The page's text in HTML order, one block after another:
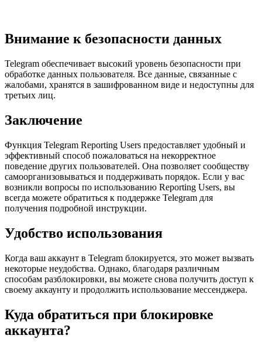
Внимание к безопасности данных
Telegram обеспечивает высокий уровень безопасности при
обработке данных пользователя. Все данные, связанные с
жалобами, хранятся в зашифрованном виде и недоступны для
третьих лиц.
Заключение
Функция Telegram Reporting Users предоставляет удобный и
эффективный способ пожаловаться на некорректное
поведение других пользователей. Она позволяет сообществу
самоорганизовываться и поддерживать порядок. Если у вас
возникли вопросы по использованию Reporting Users, вы
всегда можете обратиться к поддержке Telegram для
получения подробной инструкции.
Удобство использования
Когда ваш аккаунт в Telegram блокируется, это может вызвать
некоторые неудобства. Однако, благодаря различным
способам разблокировки, вы можете снова получить доступ к
своему аккаунту и продолжить использование мессенджера.
Куда обратиться при блокировке
аккаунта?